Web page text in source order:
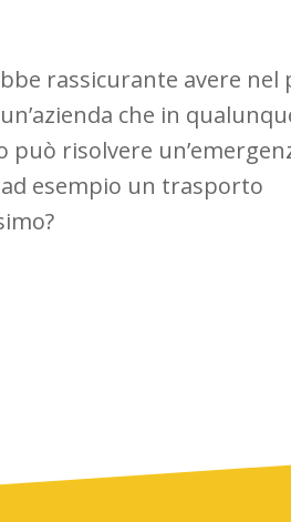
rassicurante avere nel
che in
può risolvere
esempio un trasporto